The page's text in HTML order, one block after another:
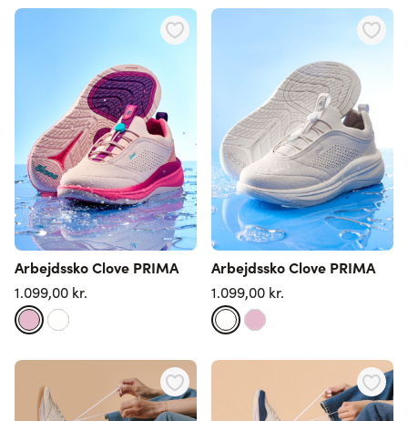
Arbejdssko Clove PRIMA
1.099,00 kr.
Arbejdssko Clove PRIMA
1.099,00 kr.